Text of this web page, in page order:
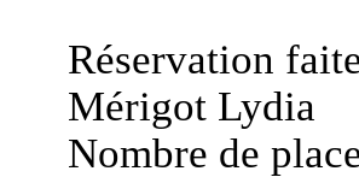
Réservation
Mérigot Lydia
Nombre de